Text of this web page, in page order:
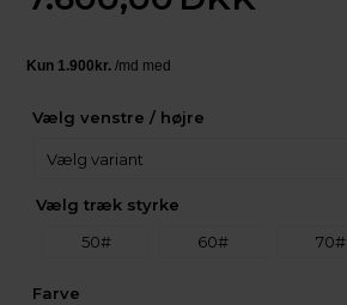
Vælg venstre / højre
Vælg træk styrke
50#
60# 70#
Farve